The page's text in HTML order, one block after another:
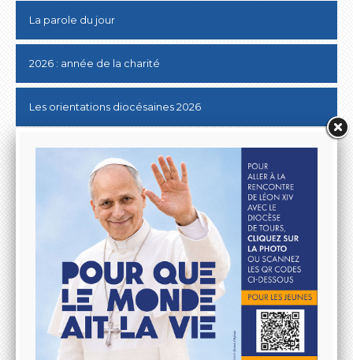
La parole du jour
2026 : année de la charité
Les orientations diocésaines 2026
Donner au Denier
10 & 20 km de Tours
Lutter contre les ABUS SEXUELS dans l'Eglise
Aller à la rencontre du Pape